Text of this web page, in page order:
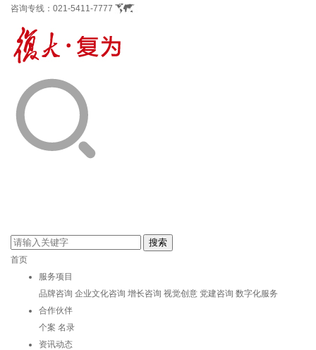
咨询专线： 021-5411-7777
首页
服务项目
品牌咨询 企业文化咨询 增长咨询 视觉创意 党建咨询 数字化服务
合作伙伴
个案 名录
资讯动态